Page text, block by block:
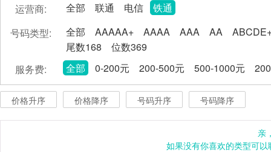
运营商:
全部 联通 电信
铁通
号码类型:
全部 AAAAA+ AAAA AAA AA
尾数168
位数369
服务费:
全部 0-200元 200-500元 500-1000元
价格升序 价格降序 号码升序 号码降序
亲
如果没有你喜欢的类型可